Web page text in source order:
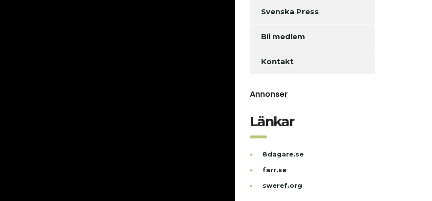
Svenska Press
Bli medlem
Kontakt
Annonser
Länkar
8dagare.se
farr.se
sweref.org